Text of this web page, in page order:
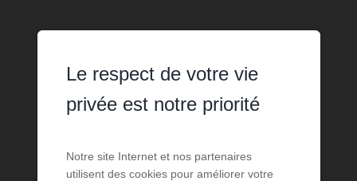
Le respect de votre vie
privée est notre priorité
Notre site Internet et nos partenaires
utilisent des cookies pour améliorer votre